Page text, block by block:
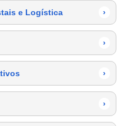
e Logística ›
›
›
›